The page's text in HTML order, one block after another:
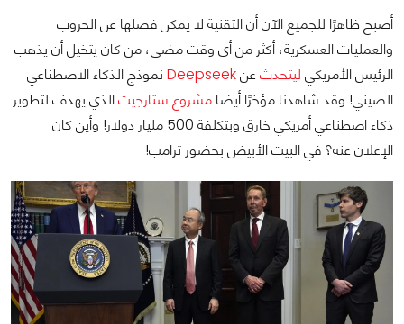
أصبح ظاهرًا للجميع الآن أن التقنية لا يمكن فصلها عن الحروب
والعمليات العسكرية، أكثر من أي وقت مضى، من كان يتخيل أن يذهب
الرئيس الأمريكي ليتحدثعنDeepseek نموذج الذكاء الاصطناعي
الصيني! وقد شاهدنا مؤخرًا أيضا مشروع ستارجيتالذي يهدف لتطوير
ذكاء اصطناعي أمريكي خارق وبتكلفة 500 مليار دولار! وأين كان
الإعلان عنه؟ في البيت الأبيض بحضور ترامب!